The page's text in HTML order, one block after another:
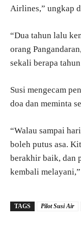
Airlines,” ungkap
“Dua tahun lalu
orang
sekali berapa
Susi mengecam
doa dan meminta
“Walau sampai
boleh putus asa.
berakhir baik, dan
kembali
TAGS Pilot Susi Air